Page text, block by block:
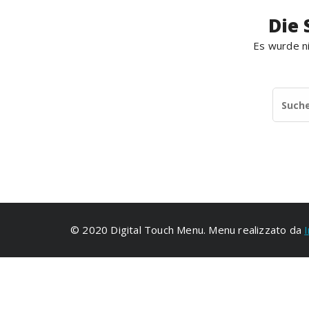
Die
Es wurde
© 2020 Digital Touch Menu. Menu realizzato da